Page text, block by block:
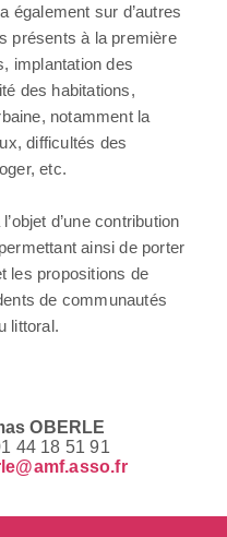
également sur d’autres
présents à la première
implantation des
des habitations,
notamment la
difficultés des
etc.
d’une contribution
ainsi de porter
les propositions de
de communautés
littoral.
OBERLE
44 18 51 91